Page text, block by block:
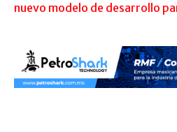
nuevo modelo de desarrollo